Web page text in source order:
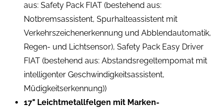
aus: Safety Pack FIAT (bestehend aus:
Notbremsassistent, Spurhalteassistent mit
Verkehrszeichenerkennung und Abblendautomatik,
Regen- und Lichtsensor), Safety Pack Easy Driver
FIAT (bestehend aus: Abstandsregeltempomat mit
intelligenter Geschwindigkeitsassistent,
Müdigkeitserkennung))
17" Leichtmetallfelgen mit Marken-